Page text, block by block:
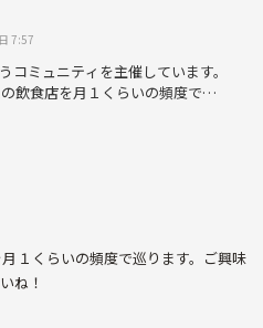
7:57
コミュニティを主催しています。
飲食店を月１くらいの頻度で巡
はメッセージしてくださいね！
１くらいの頻度で巡ります。ご興味
ね！